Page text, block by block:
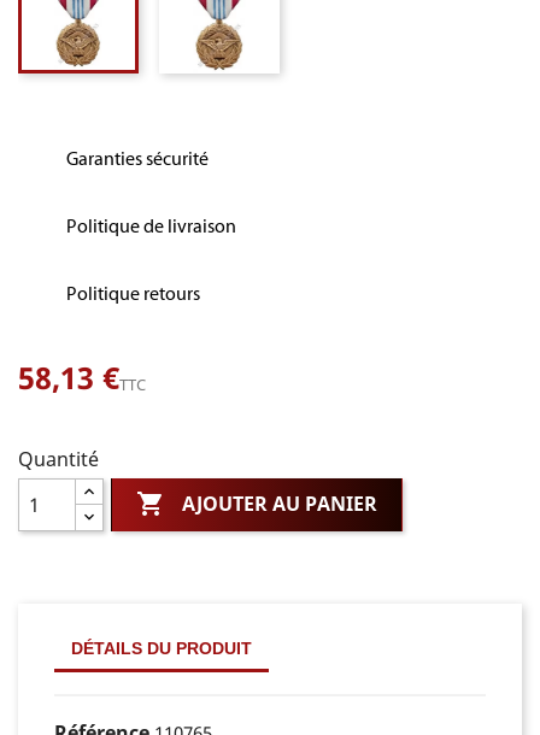
Garanties sécurité
Politique de livraison
Politique retours
58,13 €TTC
Quantité
 AJOUTER AU PANIER
DÉTAILS DU PRODUIT